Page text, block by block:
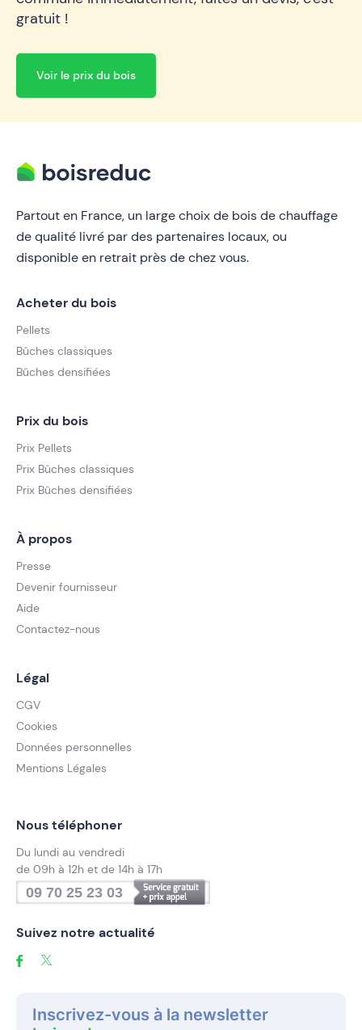
gratuit !
Voir le prix du bois
Partout en France, un large choix de bois de chauffage
de qualité livré par des partenaires locaux, ou
disponible en retrait près de chez vous.
Acheter du bois
Pellets
Bûches classiques
Bûches densifiées
Prix du bois
Prix Pellets
Prix Bûches classiques
Prix Bûches densifiées
À propos
Presse
Devenir fournisseur
Aide
Contactez-nous
Légal
CGV
Cookies
Données personnelles
Mentions Légales
Nous téléphoner
Du lundi au vendredi
de 09h à 12h et de 14h à 17h
09 70 25 23 03
Suivez notre actualité
Inscrivez-vous à la newsletter